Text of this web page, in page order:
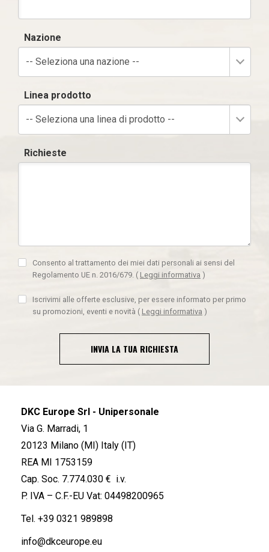
Nazione
-- Seleziona una nazione --
Linea prodotto
-- Seleziona una linea di prodotto --
Richieste
Consento al trattamento dei miei dati personali ai sensi del
Regolamento UE n. 2016/679. ( Leggi informativa )
Iscrivimi alle offerte esclusive, per essere informato per primo
su promozioni, eventi e novità ( Leggi informativa )
INVIA LA TUA RICHIESTA
DKC Europe Srl - Unipersonale
Via G. Marradi, 1
20123 Milano (MI) Italy (IT)
REA MI 1753159
Cap. Soc. 7.774.030 € i.v.
P. IVA – C.F.-EU Vat: 04498200965
Tel. +39 0321 989898
info@dkceurope.eu